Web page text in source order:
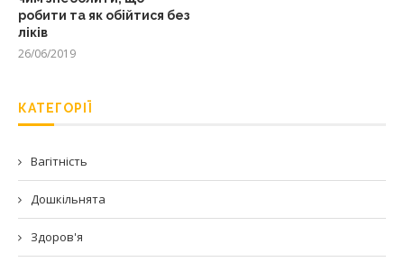
робити та як обійтися без
ліків
26/06/2019
КАТЕГОРІЇ
Вагітність
Дошкільнята
Здоров'я